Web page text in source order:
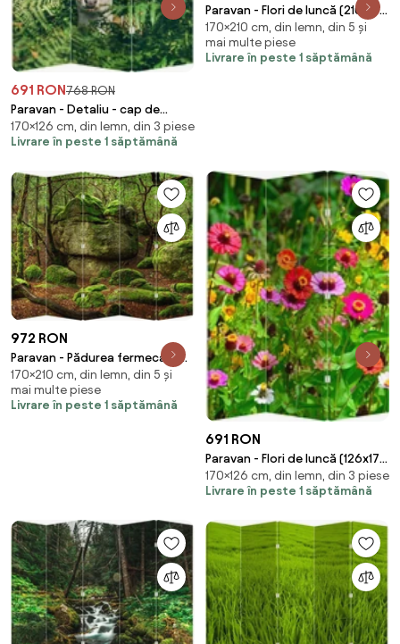
691 RON768 RON
Paravan - Detaliu - cap de
căprioară (126x170 cm)
170×126 cm, din lemn, din 3 piese
Livrare în peste 1 săptămână
Paravan - Flori de luncă (210x170
cm)
170×210 cm, din lemn, din 5 și
mai multe piese
Livrare în peste 1 săptămână
972 RON
Paravan - Pădurea fermecată
(210x170 cm)
170×210 cm, din lemn, din 5 și
mai multe piese
Livrare în peste 1 săptămână
691 RON
Paravan - Flori de luncă (126x170
cm)
170×126 cm, din lemn, din 3 piese
Livrare în peste 1 săptămână